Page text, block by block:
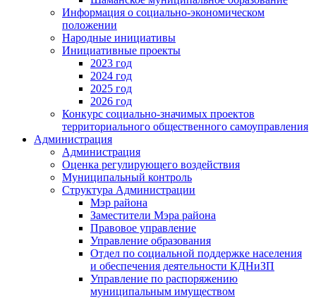
Информация о социально-экономическом
положении
Народные инициативы
Инициативные проекты
2023 год
2024 год
2025 год
2026 год
Конкурс социально-значимых проектов
территориального общественного самоуправления
Администрация
Администрация
Оценка регулирующего воздействия
Муниципальный контроль
Структура Администрации
Мэр района
Заместители Мэра района
Правовое управление
Управление образования
Отдел по социальной поддержке населения
и обеспечения деятельности КДНиЗП
Управление по распоряжению
муниципальным имуществом